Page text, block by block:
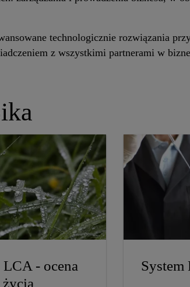
technologicznie rozwiązania
z wszystkimi partnerami w
- ocena
System